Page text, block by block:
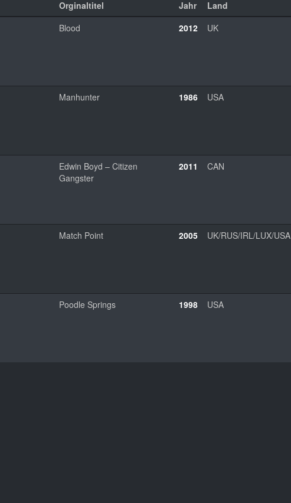
Orginaltitel Jahr Land
Blood 2012 UK
Manhunter 1986 USA
Edwin Boyd – Citizen
Gangster
2011 CAN
Match Point 2005 UK/RUS/IRL/LUX/USA
Poodle Springs 1998 USA